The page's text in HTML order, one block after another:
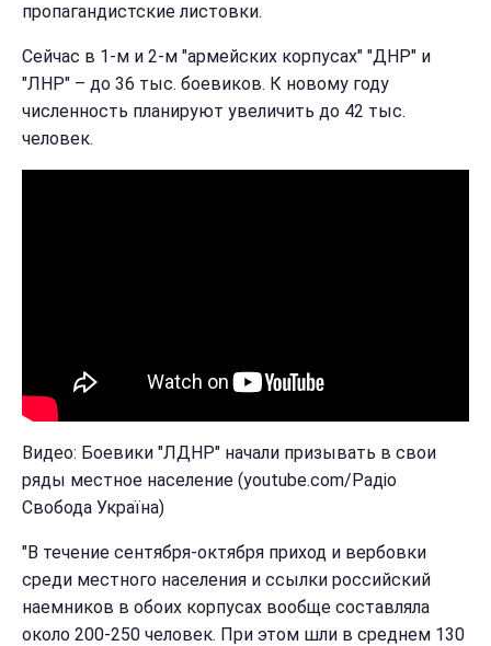
пропагандистские листовки.
Сейчас в 1-м и 2-м "армейских корпусах" "ДНР" и
"ЛНР" – до 36 тыс. боевиков. К новому году
численность планируют увеличить до 42 тыс.
человек.
Видео: Боевики "ЛДНР" начали призывать в свои
ряды местное население (youtube.com/Радіо
Свобода Україна)
"В течение сентября-октября приход и вербовки
среди местного населения и ссылки российский
наемников в обоих корпусах вообще составляла
около 200-250 человек. При этом шли в среднем 130